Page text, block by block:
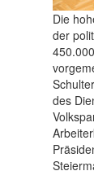
Die
der
des